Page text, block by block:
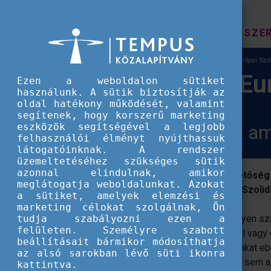
Európai Szolidaritási Testület Digitalizáció az Európai
Digitalizáció az
Webinárium-sorozat,
Márciusban három alkalommal is
kihívásait és lehetőségeit az Európai
A jövő már javában kopogtat az ajtón, legyen
digitális- és mentális jóllét fontosságáról
Érdemes minél előbb kiismernünk magunkat
a digitalizáció új vívmányai, ez alól pedig
Ezen a weboldalon sütiket
használunk. A sütik biztosítják az
oldal hatékony működését, valamint
segítenek, hogy korszerű marketing
eszközök segítségével a legjobb
felhasználói élményt nyújthassuk
látogatóinknak. A rendszer
üzemeltetéséhez szükséges sütik
azonnal elindulnak, amikor
meglátogatja weboldalunkat. Azokat
a sütiket, amelyek elemzési és
marketing célokat szolgálnak, Ön
tudja szabályozni ezen a
felületen. Személyre szabott
beállításait bármikor módosíthatja
az alsó sarokban lévő süti ikonra
kattintva.